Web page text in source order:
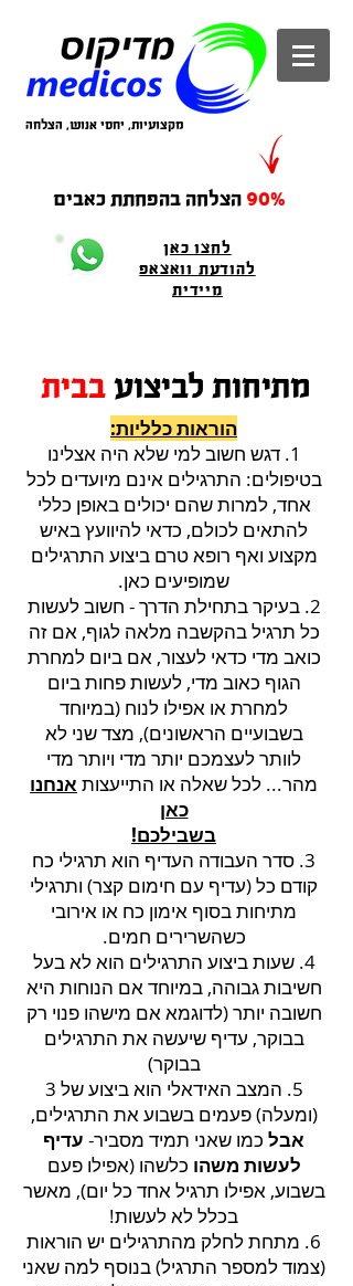
מקצועיות, יחסי אנוש, הצלחה
90% הצלחה בהפחתת כאבים
לחצו כאן
להודעת וואצאפ
מיידית
מתיחות לביצוע בבית
הוראות כלליות:
1. דגש חשוב למי שלא היה אצלינו
בטיפולים: התרגילים אינם מיועדים לכל
אחד, למרות שהם יכולים באופן כללי
להתאים לכולם, כדאי להיוועץ באיש
מקצוע ואף רופא טרם ביצוע התרגילים
שמופיעים כאן.
2. בעיקר בתחילת הדרך - חשוב לעשות
כל תרגיל בהקשבה מלאה לגוף, אם זה
כואב מדי כדאי לעצור, אם ביום למחרת
הגוף כאוב מדי, לעשות פחות ביום
למחרת או אפילו לנוח (במיוחד
בשבועיים הראשונים), מצד שני לא
לוותר לעצמכם יותר מדי ויותר מדי
מהר... לכל שאלה או התייעצות אנחנו
כאן
בשבילכם!
3. סדר העבודה העדיף הוא תרגילי כח
קודם כל (עדיף עם חימום קצר) ותרגילי
מתיחות בסוף אימון כח או אירובי
כשהשרירים חמים.
4. שעות ביצוע התרגילים הוא לא בעל
חשיבות גבוהה, במיוחד אם הנוחות היא
חשובה יותר (לדוגמא אם מישהו פנוי רק
בבוקר, עדיף שיעשה את התרגילים
בבוקר)
5. המצב האידאלי הוא ביצוע של 3
(ומעלה) פעמים בשבוע את התרגילים,
אבל כמו שאני תמיד מסביר- עדיף
לעשות משהו כלשהו (אפילו פעם
בשבוע, אפילו תרגיל אחד כל יום), מאשר
בכלל לא לעשות!
6. מתחת לחלק מהתרגילים יש הוראות
(צמוד למספר התרגיל) בנוסף למה שאני